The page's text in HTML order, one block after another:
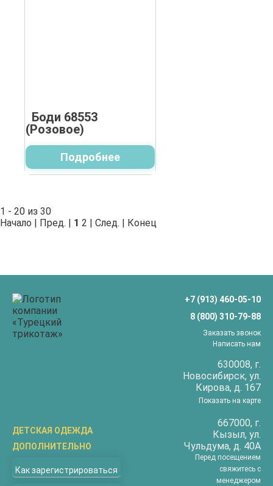
Боди 68553
(Розовое)
Подробнее
1 - 20 из 30
Начало | Пред. | 1 2 | След. | Конец
+7 (913) 460-05-10
8 (800) 310-79-88
Заказать звонок
Написать нам
630008, г.
Новосибирск, ул.
Кирова, д. 167
Показать на карте
667000, г.
Кызыл, ул.
Чульдума, д. 40А
Перед посещением
свяжитесь с
менеджером
ДЕТСКАЯ ОДЕЖДА
Бриджи
Верхняя одежда
ДОПОЛНИТЕЛЬНО
Доставка
Как зарегистрироваться